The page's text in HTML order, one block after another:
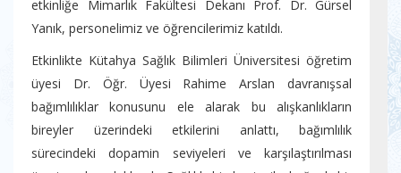
etkinliğe Mimarlık Fakültesi Dekanı Prof. Dr. Gürsel
Yanık, personelimiz ve öğrencilerimiz katıldı.
Etkinlikte Kütahya Sağlık Bilimleri Üniversitesi öğretim
üyesi Dr. Öğr. Üyesi Rahime Arslan davranışsal
bağımlılıklar konusunu ele alarak bu alışkanlıkların
bireyler üzerindeki etkilerini anlattı, bağımlılık
sürecindeki dopamin seviyeleri ve karşılaştırılması